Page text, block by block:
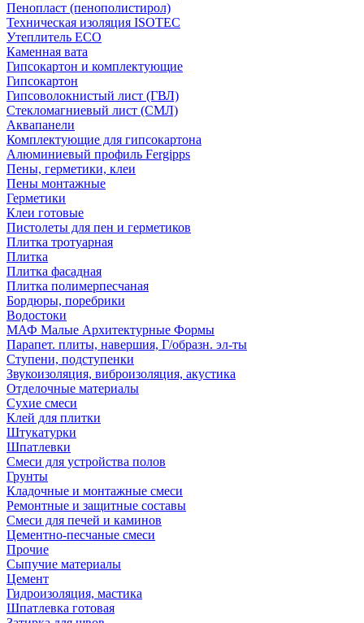
Пенопласт (пенополистирол)
Техническая изоляция ISOTEC
Утеплитель ECO
Каменная вата
Гипсокартон и комплектующие
Гипсокартон
Гипсоволокнистый лист (ГВЛ)
Стекломагниевый лист (СМЛ)
Аквапанели
Комплектующие для гипсокартона
Алюминиевый профиль Fergipps
Пены, герметики, клеи
Пены монтажные
Герметики
Клеи готовые
Пистолеты для пен и герметиков
Плитка тротуарная
Плитка
Плитка фасадная
Плитка полимерпесчаная
Бордюры, поребрики
Водостоки
МАФ Малые Архитектурные Формы
Парапет. плиты, навершия, Г/образн. эл-ты
Ступени, подступенки
Звукоизоляция, виброизоляция, акустика
Отделочные материалы
Сухие смеси
Клей для плитки
Штукатурки
Шпатлевки
Смеси для устройства полов
Грунты
Кладочные и монтажные смеси
Ремонтные и защитные составы
Смеси для печей и каминов
Цементно-песчаные смеси
Прочие
Сыпучие материалы
Цемент
Гидроизоляция, мастика
Шпатлевка готовая